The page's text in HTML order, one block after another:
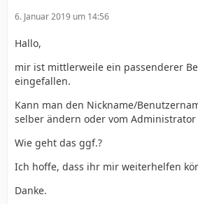
6. Januar 2019 um 14:56
Hallo,
mir ist mittlerweile ein passenderer
eingefallen.
Kann man den Nickname/
selber ändern oder vom Administrator
Wie geht das ggf.?
Ich hoffe, dass ihr mir weiterhelfen
Danke.